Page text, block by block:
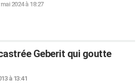
2024 à 18:27
Geberit qui goutte
à 13:41